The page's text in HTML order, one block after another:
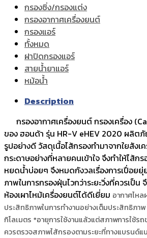
กรองซิ่ง/กรองแต่ง
กรองอากาศเครื่องยนต์
กรองแอร์
ทั้งหมด
ฝาปิดกรองแอร์
สายน้ำยาแอร์
หม้อน้ำ
Description
กรองอากาศเครื่องยนต์ กรองเครื่อง
ของ ฮอนด้า รุ่น HR-V eHEV 2020 ผลิต
รูปอย่างดี วัสดุเนื้อไส้กรองทำมาจากใยสังเค
กระดาษอย่างที่หลายคนเข้าใจ จึงทำให้ไส้ก
หยดน้ำบ่อยๆ จึงหมดกังวลเรื่องการเปื่อยยุ่
ภาพในการกรองฝุ่นไวกว่าระยะวิ่งที่ควรเป็น
ห้องเผาไหม้เครื่องยนต์ได้ดีเยี่ยม อากาศไห
ประสิทธิภาพในการทำงานอย่างเต็มประสิทธิภาพ
กิโลเมตร *อายุการใช้งานแล้วแต่สภาพการใช้ร
ควรตรวจสภาพไส้กรองตามระยะที่ทางแบรนด์แ